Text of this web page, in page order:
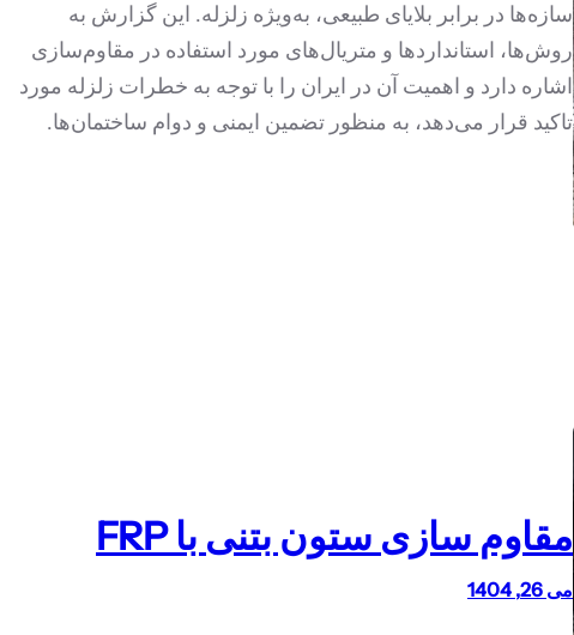
سازه‌ها در برابر بلایای طبیعی، به‌ویژه زلزله. این گزارش به
روش‌ها، استانداردها و متریال‌های مورد استفاده در مقاوم‌سازی
اشاره دارد و اهمیت آن در ایران را با توجه به خطرات زلزله مورد
تاکید قرار می‌دهد، به منظور تضمین ایمنی و دوام ساختمان‌ها.
مقاوم سازی ستون بتنی با FRP
می 26, 1404